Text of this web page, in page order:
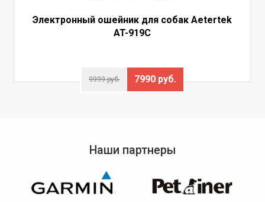
Электронный ошейник для собак Aetertek
AT-919C
9999 руб. 7990 руб.
Наши партнеры